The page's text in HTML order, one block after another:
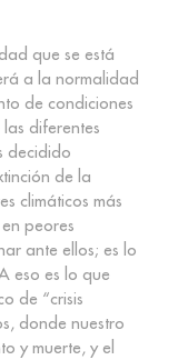
que se está
a la normalidad
de condiciones
diferentes
decidido
de la
climáticos más
peores
ante ellos; es lo
eso es lo que
de “crisis
donde nuestro
y muerte, y el